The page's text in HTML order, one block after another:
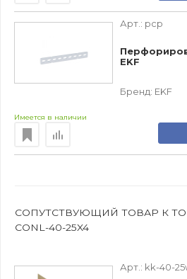
Арт.: pcp
EKF
Бренд: EKF
Имеется в наличии
СОПУТСТВУЮЩИЙ ТОВАР К
CONL-40-25X4
Арт.: kk-40-